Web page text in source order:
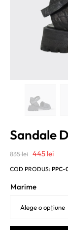
Sandale
835lei Prețul
inițial
fost:
835 lei.
445 lei
COD PRODUS: PPC-
Marime